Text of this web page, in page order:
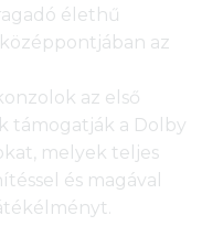
élethű
az
az első
támogatják a Dolby
melyek teljes
és magával